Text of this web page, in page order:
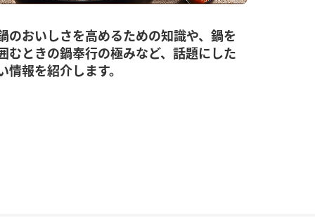
のおいしさを高めるための知識や、鍋を
むときの鍋奉行の極みなど、話題にした
情報を紹介します。